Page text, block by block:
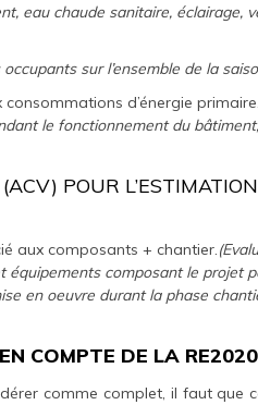
eau chaude sanitaire, éclairage,
sur l’ensemble de la
d’énergie
le fonctionnement du
POUR
aux composants + chantier.
composant le projet
en oeuvre durant la phase
COMPTE DE LA RE2020
comme complet, il faut que